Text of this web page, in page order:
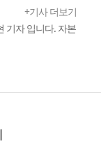
+기사 더보기
기자 입니다. 자본